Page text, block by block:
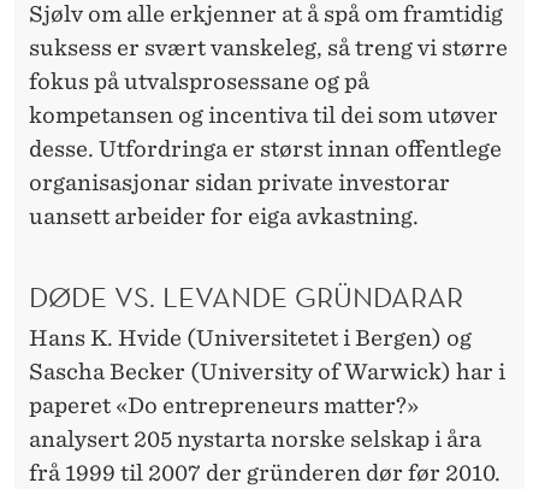
Sjølv om alle erkjenner at å spå om framtidig
suksess er svært vanskeleg, så treng vi større
fokus på utvalsprosessane og på
kompetansen og incentiva til dei som utøver
desse. Utfordringa er størst innan offentlege
organisasjonar sidan private investorar
uansett arbeider for eiga avkastning.
DØDE VS. LEVANDE GRÜNDARAR
Hans K. Hvide (Universitetet i Bergen) og
Sascha Becker (University of Warwick) har i
paperet «Do entrepreneurs matter?»
analysert 205 nystarta norske selskap i åra
frå 1999 til 2007 der gründeren dør før 2010.